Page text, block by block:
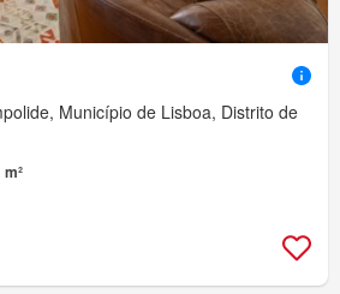
Município de Lisboa, Distrito de
m²